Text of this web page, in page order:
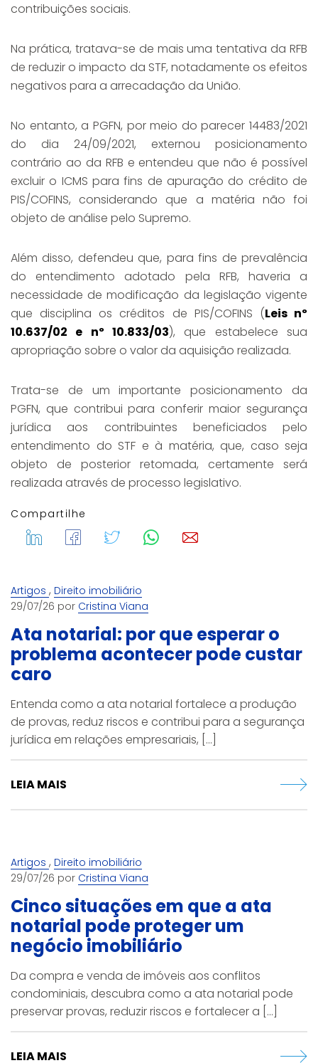
contribuições sociais.
Na prática, tratava-se de mais uma tentativa da RFB
de reduzir o impacto da STF, notadamente os efeitos
negativos para a arrecadação da União.
No entanto, a PGFN, por meio do parecer 14483/2021
do dia 24/09/2021, externou posicionamento
contrário ao da RFB e entendeu que não é possível
excluir o ICMS para fins de apuração do crédito de
PIS/COFINS, considerando que a matéria não foi
objeto de análise pelo Supremo.
Além disso, defendeu que, para fins de prevalência
do entendimento adotado pela RFB, haveria a
necessidade de modificação da legislação vigente
que disciplina os créditos de PIS/COFINS (Leis nº
10.637/02 e nº 10.833/03), que estabelece sua
apropriação sobre o valor da aquisição realizada.
Trata-se de um importante posicionamento da
PGFN, que contribui para conferir maior segurança
jurídica aos contribuintes beneficiados pelo
entendimento do STF e à matéria, que, caso seja
objeto de posterior retomada, certamente será
realizada através de processo legislativo.
Compartilhe
Artigos , Direito imobiliário
29/07/26 por Cristina Viana
Ata notarial: por que esperar o
problema acontecer pode custar
caro
Entenda como a ata notarial fortalece a produção
de provas, reduz riscos e contribui para a segurança
jurídica em relações empresariais, [...]
LEIA MAIS
Artigos , Direito imobiliário
29/07/26 por Cristina Viana
Cinco situações em que a ata
notarial pode proteger um
negócio imobiliário
Da compra e venda de imóveis aos conflitos
condominiais, descubra como a ata notarial pode
preservar provas, reduzir riscos e fortalecer a [...]
LEIA MAIS